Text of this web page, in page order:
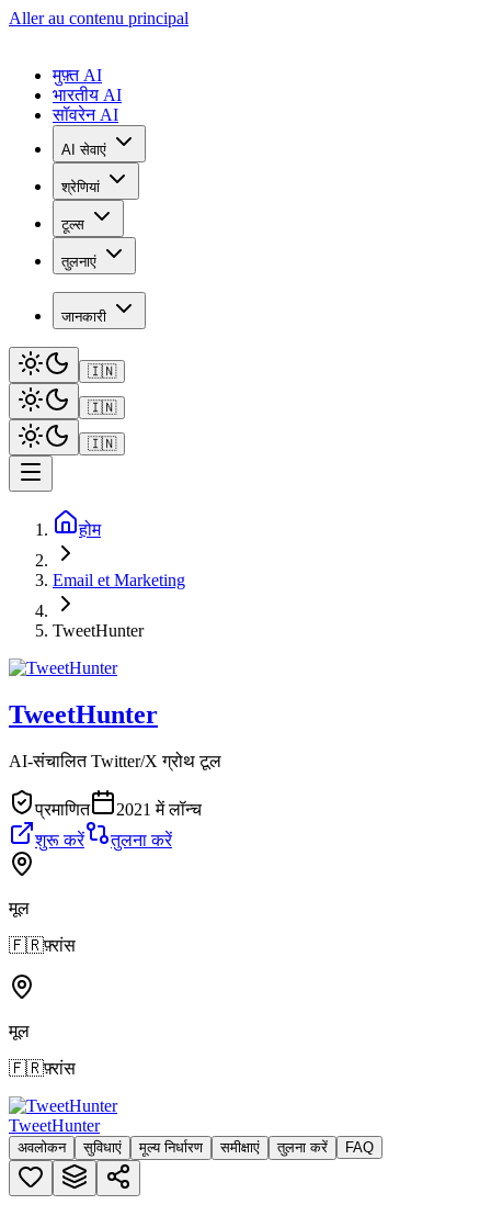
Aller au contenu principal
मुफ़्त AI
भारतीय AI
सॉवरेन AI
AI सेवाएं
श्रेणियां
टूल्स
तुलनाएं
जानकारी
🇮🇳
🇮🇳
🇮🇳
होम
Email et Marketing
TweetHunter
TweetHunter
AI-संचालित Twitter/X ग्रोथ टूल
प्रमाणित
2021 में लॉन्च
शुरू करें
तुलना करें
मूल
🇫🇷फ़्रांस
मूल
🇫🇷फ़्रांस
TweetHunter
अवलोकन सुविधाएं मूल्य निर्धारण समीक्षाएं तुलना करें FAQ